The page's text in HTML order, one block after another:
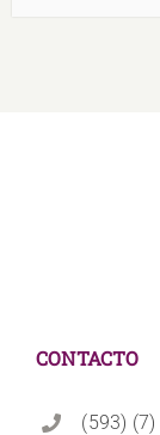
CONTACTO
(593)